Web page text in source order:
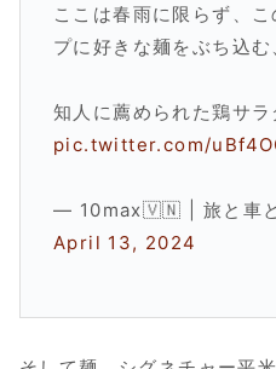
ここは春雨に限らず、
プに好きな麺をぶち込
知人に薦められた鶏サ
pic.twitter.com/
— 10max🇻🇳 | 旅と車と
April 13, 2024